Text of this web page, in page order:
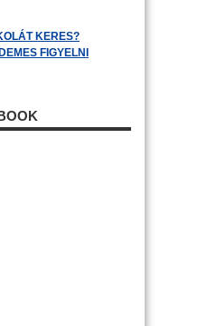
KERES?
FIGYELNI